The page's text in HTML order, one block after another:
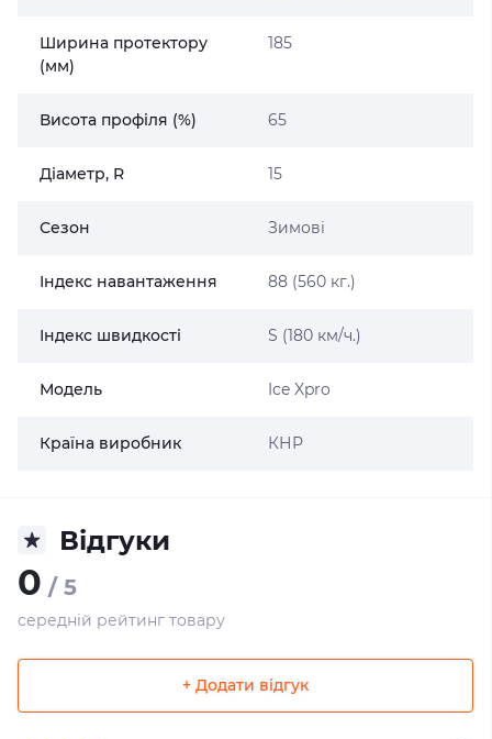
Ширина протектору
(мм)
185
Висота профіля (%) 65
Діаметр, R 15
Сезон Зимові
Індекс навантаження 88 (560 кг.)
Індекс швидкості S (180 км/ч.)
Модель Ice Xpro
Країна виробник КНР
Відгуки
0 / 5
середній рейтинг товару
+ Додати відгук